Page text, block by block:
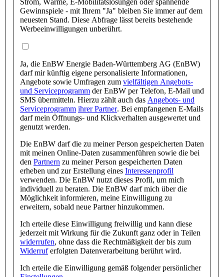
Gewinnspiele - mit Ihrem "Ja" bleiben Sie immer auf dem
neuesten Stand. Diese Abfrage lässt bereits bestehende
Werbeeinwilligungen unberührt.
Ja, die EnBW Energie Baden-Württemberg AG (EnBW)
darf mir künftig eigene personalisierte Informationen,
Angebote sowie Umfragen zum vielfältigen Angebots-
und Serviceprogramm der EnBW per Telefon, E-Mail und
SMS übermitteln. Hierzu zählt auch das Angebots- und
Serviceprogramm ihrer Partner. Bei empfangenen E-Mails
darf mein Öffnungs- und Klickverhalten ausgewertet und
genutzt werden.
Die EnBW darf die zu meiner Person gespeicherten Daten
mit meinen Online-Daten zusammenführen sowie die bei
den Partnern zu meiner Person gespeicherten Daten
erheben und zur Erstellung eines Interessenprofil
verwenden. Die EnBW nutzt dieses Profil, um mich
individuell zu beraten. Die EnBW darf mich über die
Möglichkeit informieren, meine Einwilligung zu
erweitern, sobald neue Partner hinzukommen.
Ich erteile diese Einwilligung freiwillig und kann diese
jederzeit mit Wirkung für die Zukunft ganz oder in Teilen
widerrufen, ohne dass die Rechtmäßigkeit der bis zum
Widerruferfolgten Datenverarbeitung berührt wird.
Ich erteile die Einwilligung gemäß folgender persönlicher